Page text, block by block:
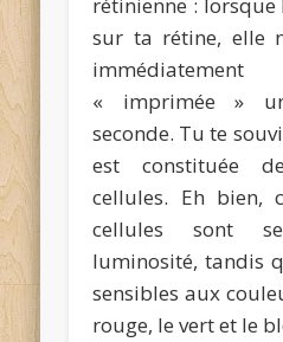
rétinienne : lorsque
sur ta rétine, elle
« imprimée »
seconde. Tu te
est constituée
cellules. Eh bien,
cellules sont
luminosité, tandis
sensibles aux
rouge, le vert et le